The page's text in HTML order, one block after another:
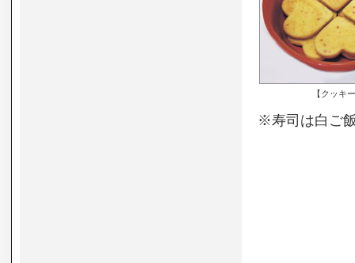
【クッキ
※寿司は白ご